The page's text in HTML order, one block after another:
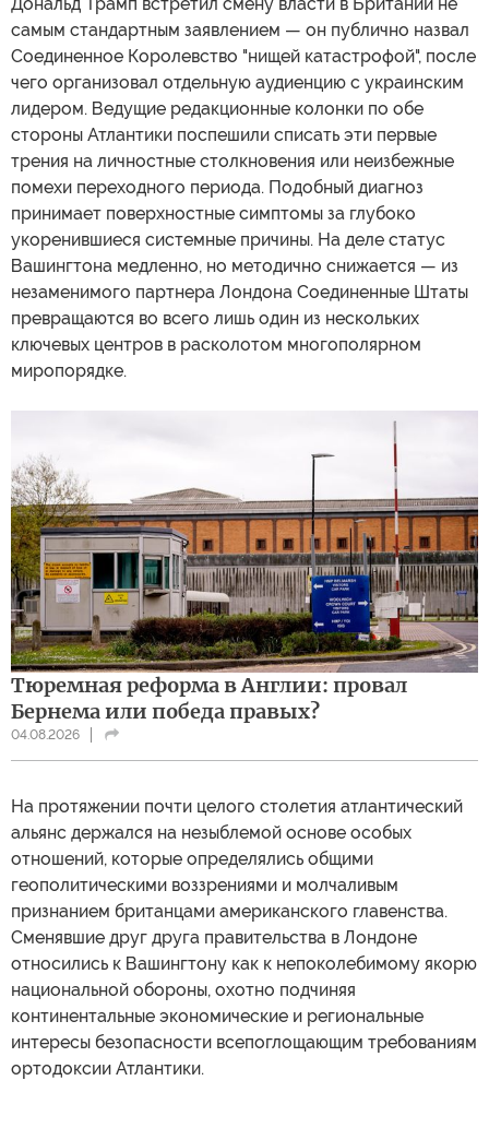
самым стандартным заявлением — он публично назвал
Соединенное Королевство "нищей катастрофой", после
чего организовал отдельную аудиенцию с украинским
лидером. Ведущие редакционные колонки по обе
стороны Атлантики поспешили списать эти первые
трения на личностные столкновения или неизбежные
помехи переходного периода. Подобный диагноз
принимает поверхностные симптомы за глубоко
укоренившиеся системные причины. На деле статус
Вашингтона медленно, но методично снижается — из
незаменимого партнера Лондона Соединенные Штаты
превращаются во всего лишь один из нескольких
ключевых центров в расколотом многополярном
миропорядке.
Тюремная реформа в Англии: провал
Бернема или победа правых?
04.08.2026
На протяжении почти целого столетия атлантический
альянс держался на незыблемой основе особых
отношений, которые определялись общими
геополитическими воззрениями и молчаливым
признанием британцами американского главенства.
Сменявшие друг друга правительства в Лондоне
относились к Вашингтону как к непоколебимому якорю
национальной обороны, охотно подчиняя
континентальные экономические и региональные
интересы безопасности всепоглощающим требованиям
ортодоксии Атлантики.